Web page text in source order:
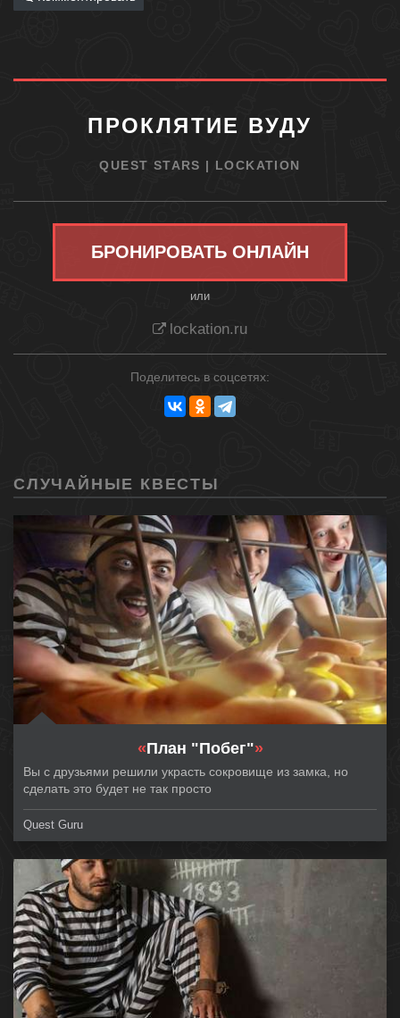
ПРОКЛЯТИЕ ВУДУ
QUEST STARS | LOCKATION
БРОНИРОВАТЬ ОНЛАЙН
или
lockation.ru
Поделитесь в соцсетях:
СЛУЧАЙНЫЕ КВЕСТЫ
«План "Побег"»
Вы с друзьями решили украсть сокровище из замка, но
сделать это будет не так просто
Quest Guru